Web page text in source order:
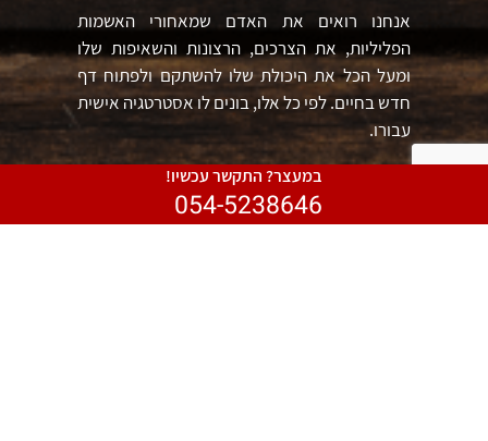
במעצר? התקשר עכשיו!
054-5238646
אנחנו רואים את האדם שמאחורי האשמות
הפליליות, את הצרכים, הרצונות והשאיפות שלו
ומעל הכל את היכולת שלו להשתקם ולפתוח דף
חדש בחיים. לפי כל אלו, בונים לו אסטרטגיה אישית
עבורו.